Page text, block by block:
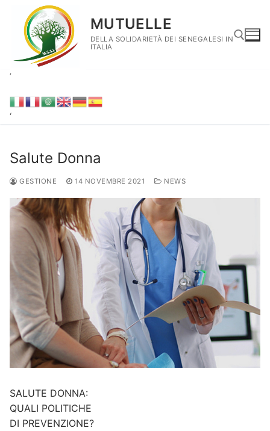
contenuto
MUTUELLE
DELLA SOLIDARIETÀ DEI SENEGALESI IN
ITALIA
‘
‘
Salute Donna
GESTIONE 14 NOVEMBRE 2021 NEWS
SALUTE DONNA:
QUALI POLITICHE
DI PREVENZIONE?